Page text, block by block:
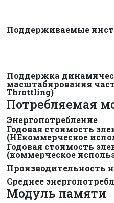
Поддерживаемые
Поддержка
масштабирования
Throttling)
Потребляемая
Энергопотребление
Годовая стоимость
(НЕкоммерческое
Годовая стоимость
(коммерческое
Производительность
Среднее
Модуль памяти